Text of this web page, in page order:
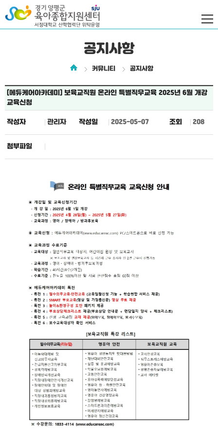
공지사항
커뮤니티 공지사항
[에듀케어아카데미] 보육교직원 온라인 특별직무교육 2025년 6월 개강
교육신청
작성자
관리자 작성일 2025-05-07 조회 208
첨부파일